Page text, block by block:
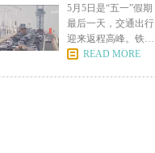
5月5日是“五一”假期
最后一天，交通出行
迎来返程高峰。铁路
部 READ MORE